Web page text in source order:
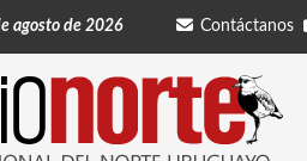
agosto de 2026 Contáctanos